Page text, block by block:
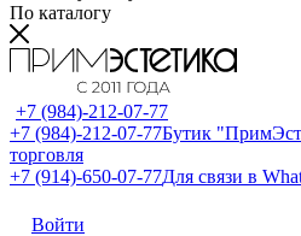
По каталогу
+7 (984)-212-07-77
+7 (984)-212-07-77Бутик
торговля
+7 (914)-650-07-77Для связи в
Войти